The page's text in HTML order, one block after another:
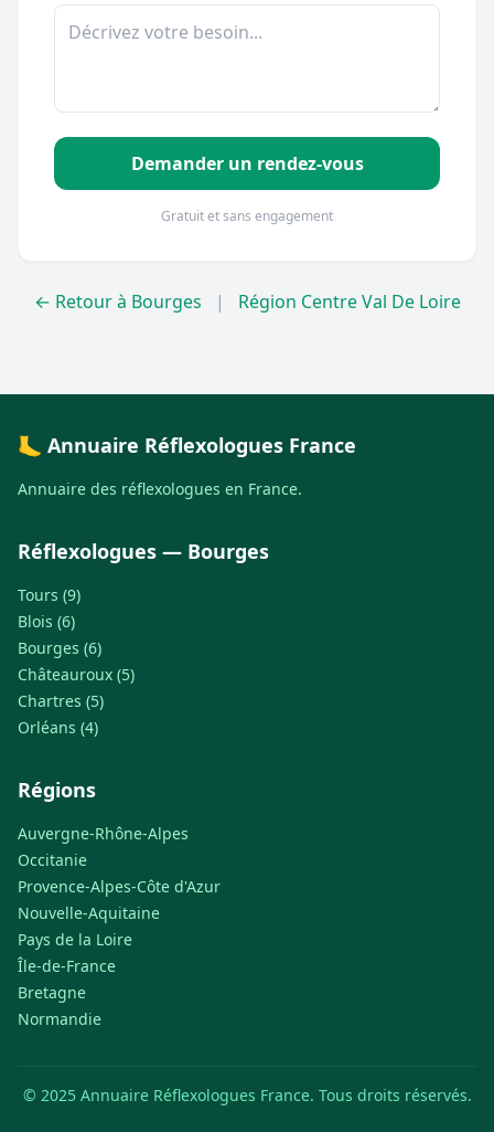
Demander un rendez-vous
Gratuit et sans engagement
← Retour à Bourges | Région Centre Val De Loire
🦶 Annuaire Réflexologues France
Annuaire des réflexologues en France.
Réflexologues — Bourges
Tours (9)
Blois (6)
Bourges (6)
Châteauroux (5)
Chartres (5)
Orléans (4)
Régions
Auvergne-Rhône-Alpes
Occitanie
Provence-Alpes-Côte d'Azur
Nouvelle-Aquitaine
Pays de la Loire
Île-de-France
Bretagne
Normandie
© 2025 Annuaire Réflexologues France. Tous droits réservés.